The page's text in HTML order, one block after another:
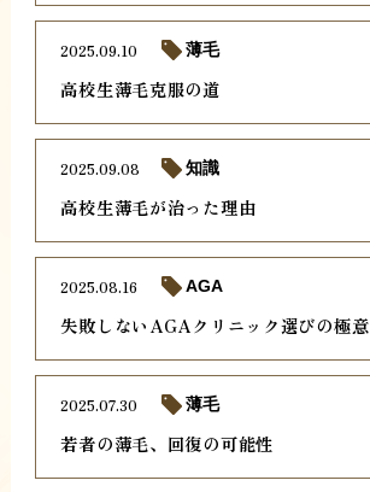
高校生薄毛克服の道
2025.09.10 薄毛
高校生薄毛が治った理由
2025.09.08 知識
失敗しないAGAクリニック選びの極意
2025.08.16 AGA
若者の薄毛、回復の可能性
2025.07.30 薄毛